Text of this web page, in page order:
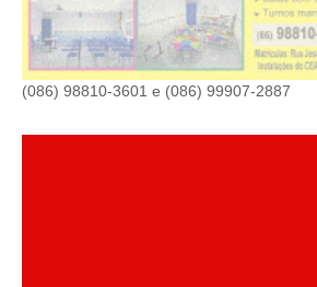
(086) 98810-3601 e (086) 99907-2887